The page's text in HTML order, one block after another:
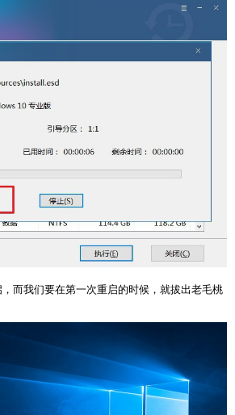
而我们要在第一次重启的时候，就拔出老毛桃